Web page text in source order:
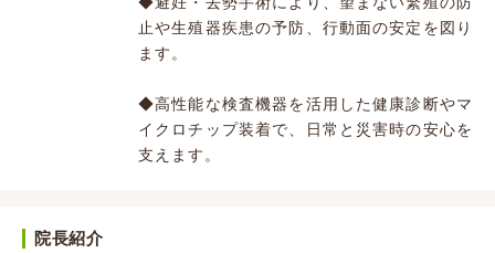
止や生殖器疾患の予防、行動面の安定を図り
ます。
◆高性能な検査機器を活用した健康診断やマ
イクロチップ装着で、日常と災害時の安心を
支えます。
院長紹介